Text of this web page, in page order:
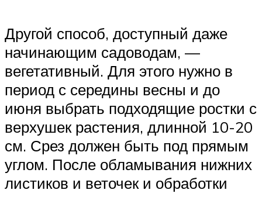
Другой способ, доступный даже
начинающим садоводам, —
вегетативный. Для этого нужно в
период с середины весны и до
июня выбрать подходящие ростки с
верхушек растения, длинной 10-20
см. Срез должен быть под прямым
углом. После обламывания нижних
листиков и веточек и обработки